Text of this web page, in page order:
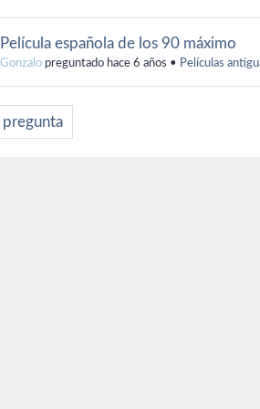
Película española de los 90 máximo
Gonzalo preguntado hace 6 años • Películas
pregunta